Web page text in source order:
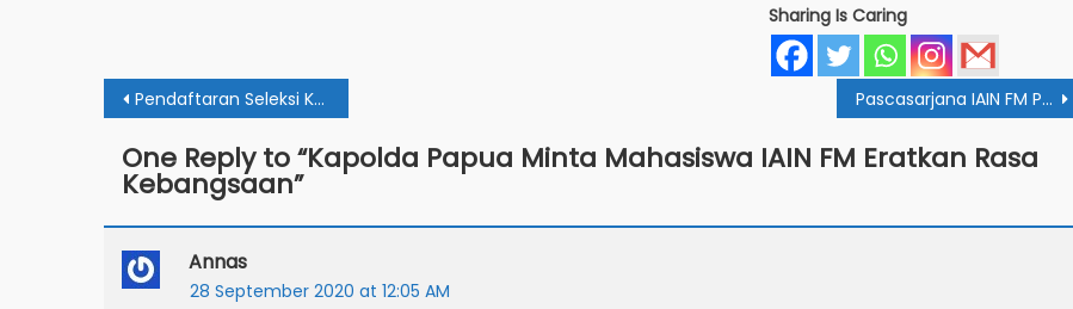
Sharing Is Caring
Post
navigation
Pendaftaran Seleksi Kartu Indonesia Pintar (KIP) Kuliah 2020 Pascasarjana IAIN FM Papua Gelar Kuliah Tamu Penulisan Artikel Jurnal Ilmiah
One Reply to “Kapolda Papua Minta Mahasiswa IAIN FM Eratkan Rasa
Kebangsaan”
Annas
28 September 2020 at 12:05 AM